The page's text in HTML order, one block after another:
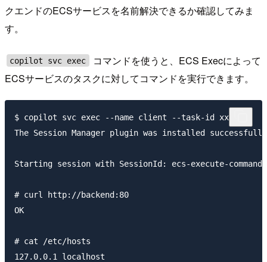
クエンドのECSサービスを名前解決できるか確認してみま
す。
copilot svc exec
コマンドを使うと、ECS Execによって
ECSサービスのタスクに対してコマンドを実行できます。
$ copilot svc exec --name client --task-id xxxxxxx
The Session Manager plugin was installed
Starting session with SessionId: ecs-execute-command-
# curl http://backend:80
OK
# cat /etc/hosts
127.0.0.1 localhost